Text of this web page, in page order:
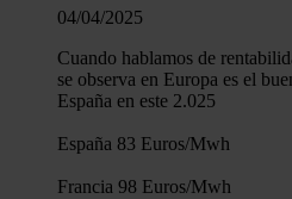
04/04/2025
Cuando hablamos de
se observa en Europa es el
España en este 2.025
España 83 Euros/Mwh
Francia 98 Euros/Mwh